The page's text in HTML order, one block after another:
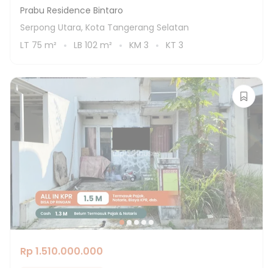
Prabu Residence Bintaro
Serpong Utara, Kota Tangerang Selatan
LT 75 m² LB 102 m² KM 3 KT 3
Rp 1.510.000.000